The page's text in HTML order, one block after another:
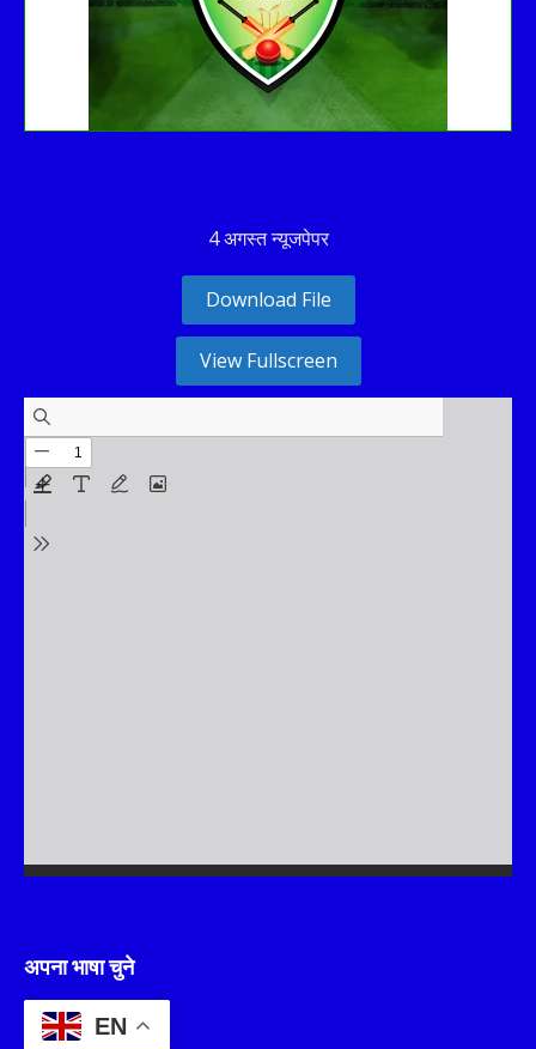
4 अगस्त न्यूजपेपर
Download File
View Fullscreen
अपना भाषा चुने
EN